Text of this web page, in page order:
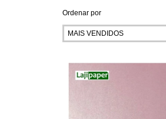
Ordenar por